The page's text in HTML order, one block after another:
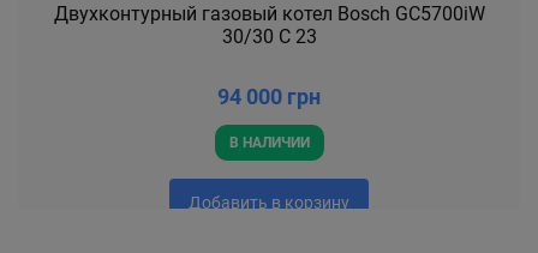
Двухконтурный газовый котел Bosch GC5700iW
30/30 C 23
94 000 грн
В НАЛИЧИИ
Добавить в корзину